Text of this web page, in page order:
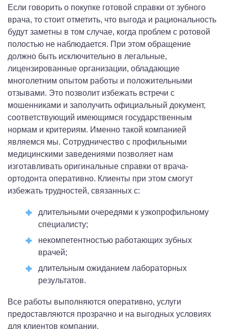
Если говорить о покупке готовой справки от зубного
врача, то стоит отметить, что выгода и рациональность
будут заметны в том случае, когда проблем с ротовой
полостью не наблюдается. При этом обращение
должно быть исключительно в легальные,
лицензированные организации, обладающие
многолетним опытом работы и положительными
отзывами. Это позволит избежать встречи с
мошенниками и заполучить официальный документ,
соответствующий имеющимся государственным
нормам и критериям. Именно такой компанией
являемся мы. Сотрудничество с профильными
медицинскими заведениями позволяет нам
изготавливать оригинальные справки от врача-
ортодонта оперативно. Клиенты при этом смогут
избежать трудностей, связанных с:
длительными очередями к узкопрофильному
специалисту;
некомпетентностью работающих зубных
врачей;
длительным ожиданием лабораторных
результатов.
Все работы выполняются оперативно, услуги
предоставляются прозрачно и на выгодных условиях
для клиентов компании.